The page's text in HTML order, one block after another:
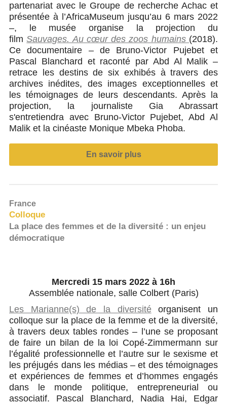
partenariat avec le Groupe de recherche Achac et
présentée à l’AfricaMuseum jusqu’au 6 mars 2022
–, le musée organise la projection du
filmSauvages. Au cœur des zoos humains (2018).
Ce documentaire – de Bruno-Victor Pujebet et
Pascal Blanchard et raconté par Abd Al Malik –
retrace les destins de six exhibés à travers des
archives inédites, des images exceptionnelles et
les témoignages de leurs descendants. Après la
projection, la journaliste Gia Abrassart
s'entretiendra avec Bruno-Victor Pujebet, Abd Al
Malik et la cinéaste Monique Mbeka Phoba.
En savoir plus
France
Colloque
La place des femmes et de la diversité : un enjeu
démocratique
Mercredi 15 mars 2022 à 16h
Assemblée nationale, salle Colbert (Paris)
Les Marianne(s) de la diversitéorganisent un
colloque sur la place de la femme et de la diversité,
à travers deux tables rondes – l’une se proposant
de faire un bilan de la loi Copé-Zimmermann sur
l’égalité professionnelle et l’autre sur le sexisme et
les préjugés dans les médias – et des témoignages
et expériences de femmes et d’hommes engagés
dans le monde politique, entrepreneurial ou
associatif. Pascal Blanchard, Nadia Hai, Edgar